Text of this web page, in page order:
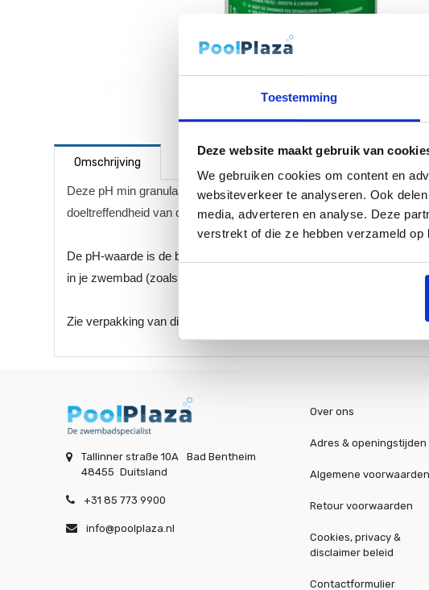
Toestemming
Deze website maakt gebruik van
We gebruiken cookies om content en
websiteverkeer te analyseren. Ook
media, adverteren en analyse. Deze
verstrekt of die ze hebben verzameld
Omschrijving
Deze pH min granulaat wordt gebruikt wanneer de pH-waarde van
doeltreffendheid van de ontsmetting.
De pH-waarde is de belangrijkste maatstaf voor de kwaliteit van je
in je zwembad (zoals chloorgranulaat en chloortabletten).
Zie verpakking van dit product voor het juiste gebruik.
Tallinner straße 10A
Bad Bentheim
48455 Duitsland
+31 85 773 9900
info@poolplaza.nl
Over ons
Adres & openingstijden
Algemene voorwaarden
Retour voorwaarden
Cookies, privacy &
disclaimer beleid
Contactformulier